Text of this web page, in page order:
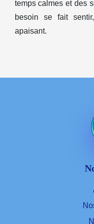
temps calmes et des
besoin se fait
apaisant.